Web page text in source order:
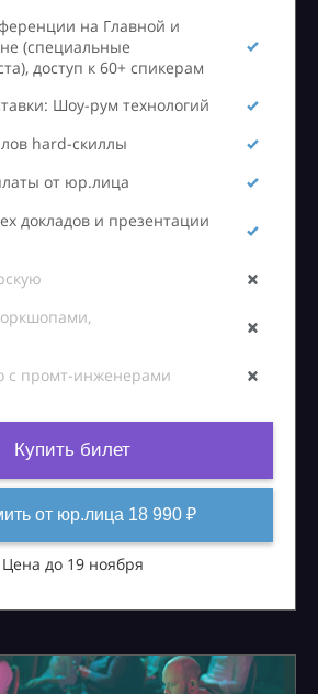
на Главной и
(специальные
доступ к 60+ спикерам
Шоу-рум технологий
hard-скиллы
от юр.лица
докладов и презентации
с промт-инженерами
Купить билет
от юр.лица 18 990 ₽
Цена до 19 ноября